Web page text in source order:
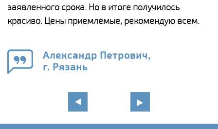
заявленного срока. Но в итоге получилось
красиво. Цены приемлемые, рекомендую всем.
Александр Петрович,
г. Рязань